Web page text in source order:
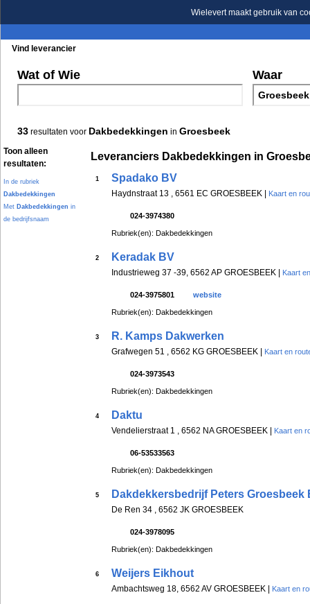
Wielevert maakt gebruik van
Vind leverancier
Wat of Wie Waar
33 resultaten voor Dakbedekkingen in Groesbeek
Toon alleen
resultaten:
In de rubriek
Dakbedekkingen
Met Dakbedekkingen in
de bedrijfsnaam
Leveranciers Dakbedekkingen in
1 Spadako BV
Haydnstraat 13 , 6561 EC GROESBEEK | Kaart en
024-3974380
Rubriek(en): Dakbedekkingen
2 Keradak BV
Industrieweg 37 -39, 6562 AP GROESBEEK | Kaart
024-3975801 website
Rubriek(en): Dakbedekkingen
3 R. Kamps Dakwerken
Grafwegen 51 , 6562 KG GROESBEEK | Kaart en
024-3973543
Rubriek(en): Dakbedekkingen
4 Daktu
Vendelierstraat 1 , 6562 NA GROESBEEK | Kaart en
06-53533563
Rubriek(en): Dakbedekkingen
5 Dakdekkersbedrijf Peters Groesbeek
De Ren 34 , 6562 JK GROESBEEK
024-3978095
Rubriek(en): Dakbedekkingen
6 Weijers Eikhout
Ambachtsweg 18, 6562 AV GROESBEEK | Kaart en